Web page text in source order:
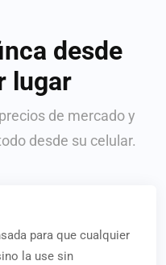
desde
lugar
de mercado y
desde su celular.
para que cualquier
la use sin